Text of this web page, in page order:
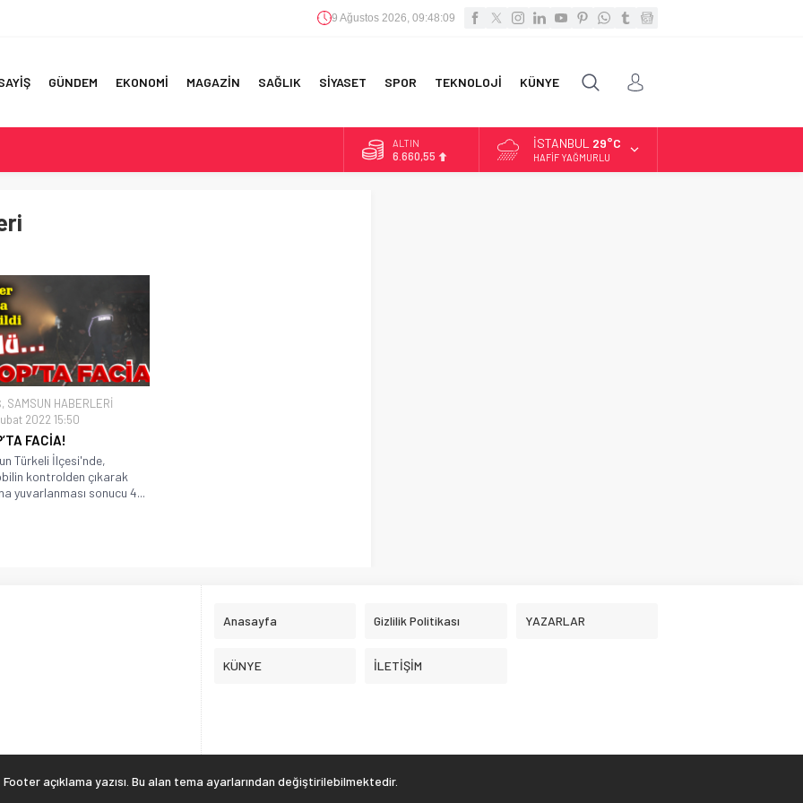
9 Ağustos 2026, 09:48:09
GÜNDEM EKONOMİ MAGAZİN SAĞLIK SİYASET SPOR TEKNOLOJİ KÜNYE
5’İNCİLİK!
EN BÜYÜK HATALAR
ALTIN
6.660,55
İSTANBUL 29°C
HAFIF YAĞMURLU
, SAMSUN HABERLERİ
2022 15:50
FACİA!
Türkeli İlçesi'nde,
kontrolden çıkarak
yuvarlanması sonucu 4...
Anasayfa Gizlilik Politikası YAZARLAR
KÜNYE İLETİŞİM
Footer açıklama yazısı. Bu alan tema ayarlarından değiştirilebilmektedir.